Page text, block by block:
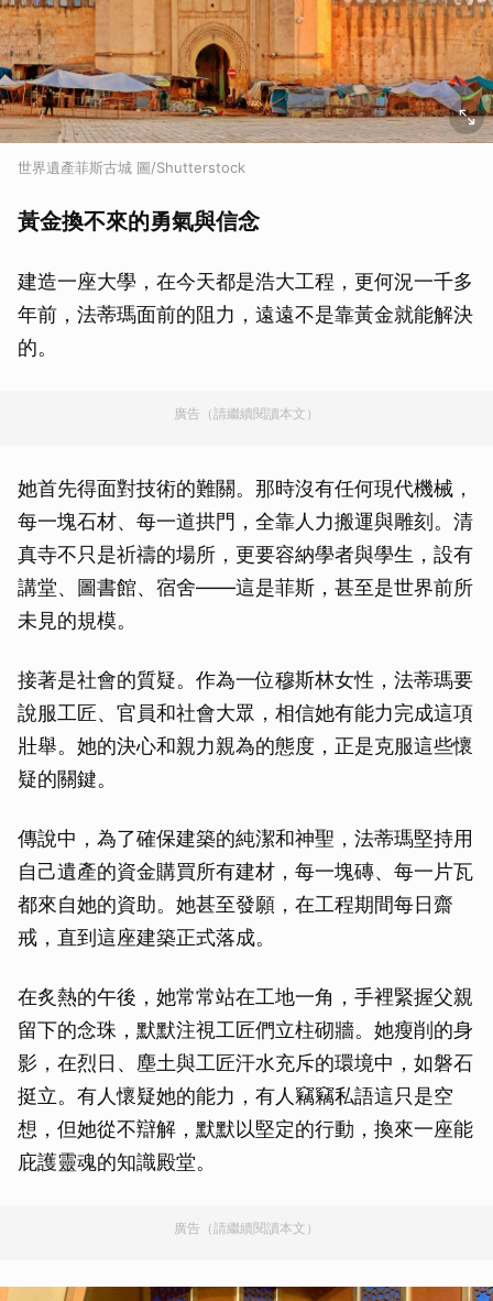
世界遺產菲斯古城 圖/Shutterstock
黃金換不來的勇氣與信念
建造一座大學，在今天都是浩大工程，更何況一千多
年前，法蒂瑪面前的阻力，遠遠不是靠黃金就能解決
的。
廣告（請繼續閱讀本文）
她首先得面對技術的難關。那時沒有任何現代機械，
每一塊石材、每一道拱門，全靠人力搬運與雕刻。清
真寺不只是祈禱的場所，更要容納學者與學生，設有
講堂、圖書館、宿舍——這是菲斯，甚至是世界前所
未見的規模。
接著是社會的質疑。作為一位穆斯林女性，法蒂瑪要
說服工匠、官員和社會大眾，相信她有能力完成這項
壯舉。她的決心和親力親為的態度，正是克服這些懷
疑的關鍵。
傳說中，為了確保建築的純潔和神聖，法蒂瑪堅持用
自己遺產的資金購買所有建材，每一塊磚、每一片瓦
都來自她的資助。她甚至發願，在工程期間每日齋
戒，直到這座建築正式落成。
在炙熱的午後，她常常站在工地一角，手裡緊握父親
留下的念珠，默默注視工匠們立柱砌牆。她瘦削的身
影，在烈日、塵土與工匠汗水充斥的環境中，如磐石
挺立。有人懷疑她的能力，有人竊竊私語這只是空
想，但她從不辯解，默默以堅定的行動，換來一座能
庇護靈魂的知識殿堂。
廣告（請繼續閱讀本文）